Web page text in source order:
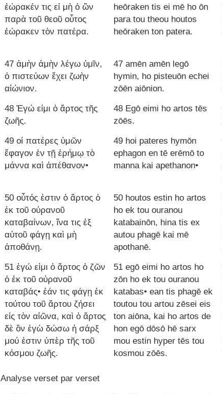
ἑώρακέν τις εἰ μὴ ὁ ὢν
παρὰ τοῦ θεοῦ οὗτος
ἑώρακεν τὸν πατέρα.
heōraken tis ei mē ho ōn
para tou theou houtos
heōraken ton patera.
47 ἀμὴν ἀμὴν λέγω ὑμῖν,
ὁ πιστεύων ἔχει ζωὴν
αἰώνιον.
47 amēn amēn legō
hymin, ho pisteuōn echei
zōēn aiōnion.
48 Ἐγώ εἰμι ὁ ἄρτος τῆς
ζωῆς.
48 Egō eimi ho artos tēs
zōēs.
49 οἱ πατέρες ὑμῶν
ἔφαγον ἐν τῇ ἐρήμῳ τὸ
μάννα καὶ ἀπέθανον•
49 hoi pateres hymōn
ephagon en tē erēmō to
manna kai apethanon•
50 οὗτός ἐστιν ὁ ἄρτος ὁ
ἐκ τοῦ οὐρανοῦ
καταβαίνων, ἵνα τις ἐξ
αὐτοῦ φάγῃ καὶ μὴ
ἀποθάνῃ.
50 houtos estin ho artos
ho ek tou ouranou
katabainōn, hina tis ex
autou phagē kai mē
apothanē.
51 ἐγώ εἰμι ὁ ἄρτος ὁ ζῶν
ὁ ἐκ τοῦ οὐρανοῦ
καταβάς• ἐάν τις φάγῃ ἐκ
τούτου τοῦ ἄρτου ζήσει
εἰς τὸν αἰῶνα, καὶ ὁ ἄρτος
δὲ ὃν ἐγὼ δώσω ἡ σάρξ
μού ἐστιν ὑπὲρ τῆς τοῦ
κόσμου ζωῆς.
51 egō eimi ho artos ho
zōn ho ek tou ouranou
katabas• ean tis phagē ek
toutou tou artou zēsei eis
ton aiōna, kai ho artos de
hon egō dōsō hē sarx
mou estin hyper tēs tou
kosmou zōēs.
Analyse verset par verset